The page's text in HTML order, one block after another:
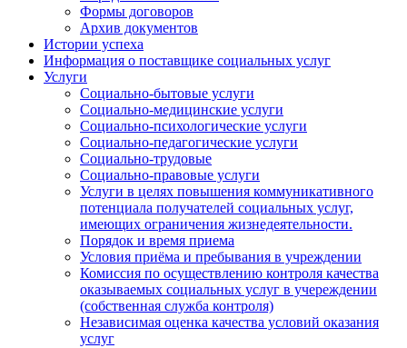
Формы договоров
Архив документов
Истории успеха
Информация о поставщике социальных услуг
Услуги
Социально-бытовые услуги
Социально-медицинские услуги
Социально-психологические услуги
Социально-педагогические услуги
Социально-трудовые
Социально-правовые услуги
Услуги в целях повышения коммуникативного
потенциала получателей социальных услуг,
имеющих ограничения жизнедеятельности.
Порядок и время приема
Условия приёма и пребывания в учреждении
Комиссия по осуществлению контроля качества
оказываемых социальных услуг в учереждении
(собственная служба контроля)
Независимая оценка качества условий оказания
услуг